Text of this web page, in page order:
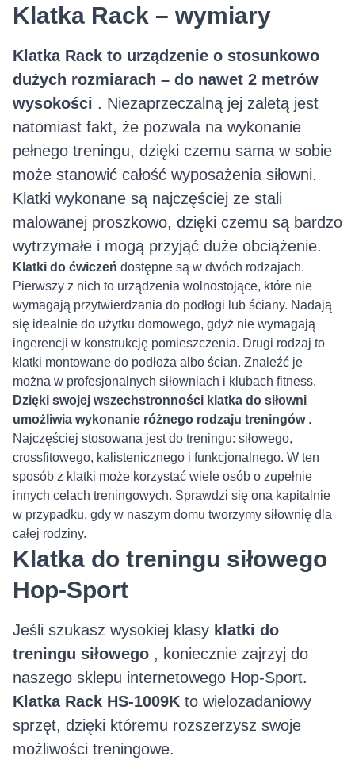
Klatka Rack – wymiary
Klatka Rack to urządzenie o stosunkowo
dużych rozmiarach – do nawet 2 metrów
wysokości . Niezaprzeczalną jej zaletą jest
natomiast fakt, że pozwala na wykonanie
pełnego treningu, dzięki czemu sama w sobie
może stanowić całość wyposażenia siłowni.
Klatki wykonane są najczęściej ze stali
malowanej proszkowo, dzięki czemu są bardzo
wytrzymałe i mogą przyjąć duże obciążenie.
Klatki do ćwiczeń dostępne są w dwóch rodzajach.
Pierwszy z nich to urządzenia wolnostojące, które nie
wymagają przytwierdzania do podłogi lub ściany. Nadają
się idealnie do użytku domowego, gdyż nie wymagają
ingerencji w konstrukcję pomieszczenia. Drugi rodzaj to
klatki montowane do podłoża albo ścian. Znaleźć je
można w profesjonalnych siłowniach i klubach fitness.
Dzięki swojej wszechstronności klatka do siłowni
umożliwia wykonanie różnego rodzaju treningów .
Najczęściej stosowana jest do treningu: siłowego,
crossfitowego, kalistenicznego i funkcjonalnego. W ten
sposób z klatki może korzystać wiele osób o zupełnie
innych celach treningowych. Sprawdzi się ona kapitalnie
w przypadku, gdy w naszym domu tworzymy siłownię dla
całej rodziny.
Klatka do treningu siłowego
Hop-Sport
Jeśli szukasz wysokiej klasy klatki do
treningu siłowego , koniecznie zajrzyj do
naszego sklepu internetowego Hop-Sport.
Klatka Rack HS-1009K to wielozadaniowy
sprzęt, dzięki któremu rozszerzysz swoje
możliwości treningowe.